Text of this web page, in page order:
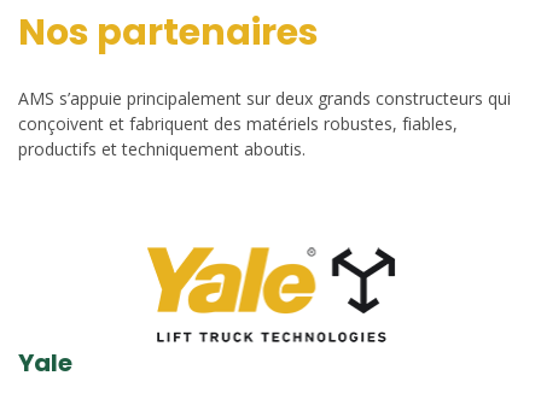
Nos partenaires
AMS s’appuie principalement sur deux grands constructeurs qui
conçoivent et fabriquent des matériels robustes, fiables,
productifs et techniquement aboutis.
Yale